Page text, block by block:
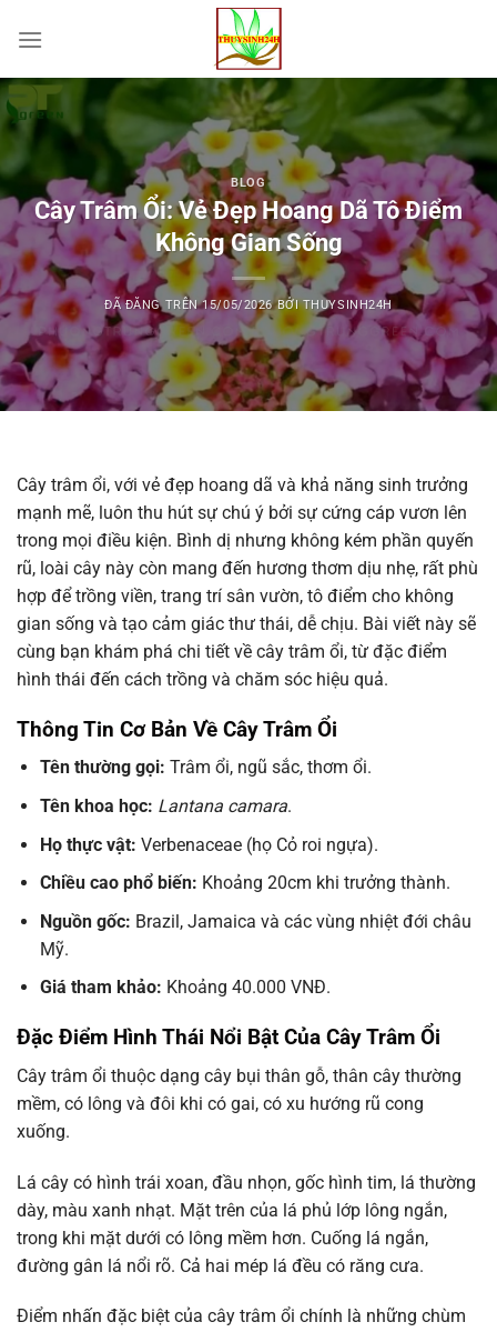
đến
dung
BLOG
Cây Trâm Ổi: Vẻ Đẹp Hoang Dã Tô Điểm
Không Gian Sống
ĐÃ ĐĂNG TRÊN15/05/2026 BỞITHUYSINH24H
Cây trâm ổi, với vẻ đẹp hoang dã và khả năng sinh trưởng
mạnh mẽ, luôn thu hút sự chú ý bởi sự cứng cáp vươn lên
trong mọi điều kiện. Bình dị nhưng không kém phần quyến
rũ, loài cây này còn mang đến hương thơm dịu nhẹ, rất phù
hợp để trồng viền, trang trí sân vườn, tô điểm cho không
gian sống và tạo cảm giác thư thái, dễ chịu. Bài viết này sẽ
cùng bạn khám phá chi tiết về cây trâm ổi, từ đặc điểm
hình thái đến cách trồng và chăm sóc hiệu quả.
Thông Tin Cơ Bản Về Cây Trâm Ổi
Tên thường gọi: Trâm ổi, ngũ sắc, thơm ổi.
Tên khoa học: Lantana camara.
Họ thực vật: Verbenaceae (họ Cỏ roi ngựa).
Chiều cao phổ biến: Khoảng 20cm khi trưởng thành.
Nguồn gốc: Brazil, Jamaica và các vùng nhiệt đới châu
Mỹ.
Giá tham khảo: Khoảng 40.000 VNĐ.
Đặc Điểm Hình Thái Nổi Bật Của Cây Trâm Ổi
Cây trâm ổi thuộc dạng cây bụi thân gỗ, thân cây thường
mềm, có lông và đôi khi có gai, có xu hướng rũ cong
xuống.
Lá cây có hình trái xoan, đầu nhọn, gốc hình tim, lá thường
dày, màu xanh nhạt. Mặt trên của lá phủ lớp lông ngắn,
trong khi mặt dưới có lông mềm hơn. Cuống lá ngắn,
đường gân lá nổi rõ. Cả hai mép lá đều có răng cưa.
Điểm nhấn đặc biệt của cây trâm ổi chính là những chùm